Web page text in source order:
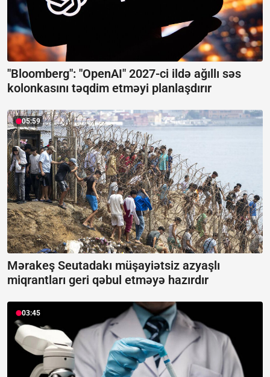
"Bloomberg": "OpenAI" 2027-ci ildə ağıllı səs
kolonkasını təqdim etməyi planlaşdırır
05:59
Mərakeş Seutadakı müşayiətsiz azyaşlı
miqrantları geri qəbul etməyə hazırdır
03:45